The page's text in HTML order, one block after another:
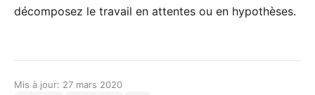
décomposez le travail en attentes ou en hypothèses.
Mis à jour: 27 mars 2020